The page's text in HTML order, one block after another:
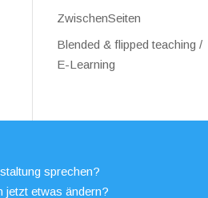
ZwischenSeiten
Blended & flipped teaching /
E-Learning
sprechen?
jetzt etwas ändern?